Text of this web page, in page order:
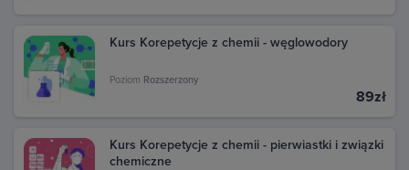
Kurs Korepetycje z chemii - węglowodory
Poziom Rozszerzony
89zł
Kurs Korepetycje z chemii - pierwiastki i związki
chemiczne